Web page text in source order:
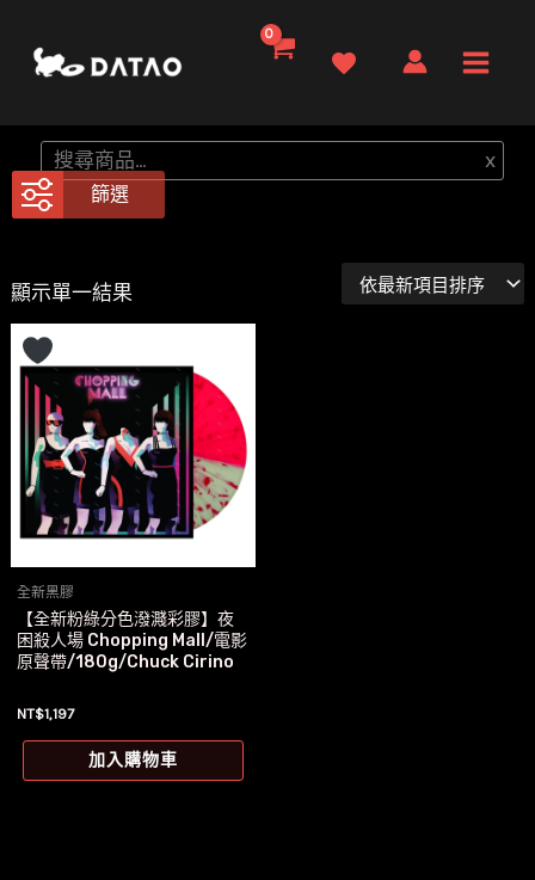
要
內
Menu
搜
尋
x
篩選
顯示單一結果
全新黑膠
【全新粉綠分色潑濺彩膠】夜
困殺人場 Chopping Mall/電影
原聲帶/180g/Chuck Cirino
NT$1,197
加入購物車